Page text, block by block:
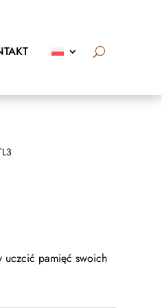
uczcić pamięć swoich